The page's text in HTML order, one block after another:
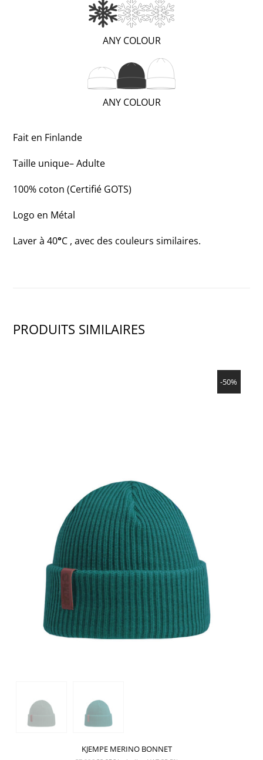
ANY COLOUR(WARM;
1
3)
ANY COLOUR(REGULAR;
Fait en Finlande
Taille unique– Adulte
100% coton (Certifié GOTS)
Logo en Métal
Laver à 40°C , avec des couleurs similaires.
PRODUITS SIMILAIRES
-50%
KJEMPE MERINO BONNET